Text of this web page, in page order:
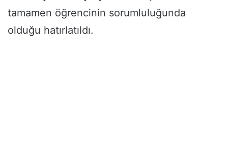
tamamen öğrencinin sorumluluğunda
olduğu hatırlatıldı.